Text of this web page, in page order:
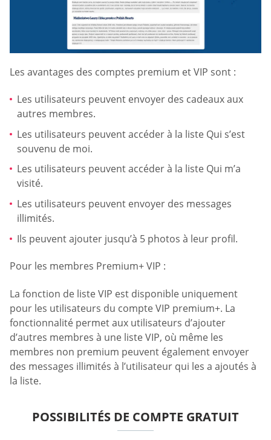
Les avantages des comptes premium et VIP sont :
Les utilisateurs peuvent envoyer des cadeaux aux
autres membres.
Les utilisateurs peuvent accéder à la liste Qui s’est
souvenu de moi.
Les utilisateurs peuvent accéder à la liste Qui m’a
visité.
Les utilisateurs peuvent envoyer des messages
illimités.
Ils peuvent ajouter jusqu’à 5 photos à leur profil.
Pour les membres Premium+ VIP :
La fonction de liste VIP est disponible uniquement
pour les utilisateurs du compte VIP premium+. La
fonctionnalité permet aux utilisateurs d’ajouter
d’autres membres à une liste VIP, où même les
membres non premium peuvent également envoyer
des messages illimités à l’utilisateur qui les a ajoutés à
la liste.
POSSIBILITÉS DE COMPTE GRATUIT